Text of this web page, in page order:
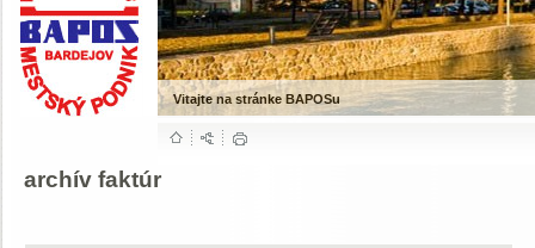
Vitajte na stránke BAPOSu
archív faktúr